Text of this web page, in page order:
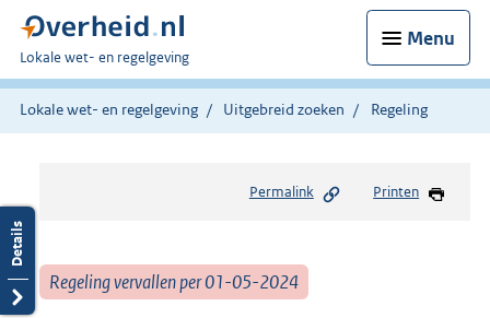
Menu
U
bent
hier:
Lokale wet- en regelgeving
Lokale wet- en regelgeving Uitgebreid zoeken Regeling
Permalink Printen
Regeling vervallen per 01-05-2024